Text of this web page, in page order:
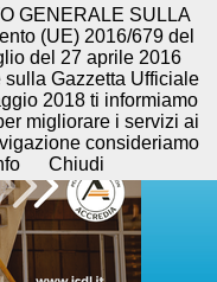
GENERALE SULLA
(UE) 2016/679 del
del 27 aprile 2016
Gazzetta Ufficiale
2018 ti informiamo
migliorare i servizi ai
consideriamo
Chiudi